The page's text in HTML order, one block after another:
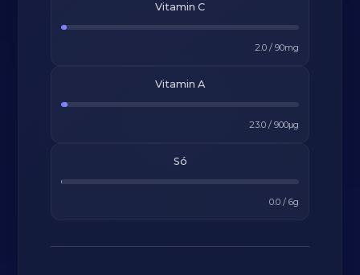
Vitamin C
2.0/ 90mg
Vitamin A
23.0/ 900μg
Só
0.0/ 6g